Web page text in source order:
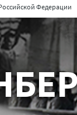
Федерации